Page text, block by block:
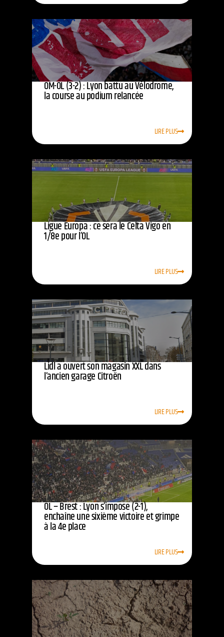
OM-OL (3-2) : Lyon battu au Vélodrome,
la course au podium relancée
LIRE PLUS
Ligue Europa : ce sera le Celta Vigo en
1/8e pour l’OL
LIRE PLUS
Lidl a ouvert son magasin XXL dans
l’ancien garage Citroën
LIRE PLUS
OL – Brest : Lyon s’impose (2-1),
enchaîne une sixième victoire et grimpe
à la 4e place
LIRE PLUS